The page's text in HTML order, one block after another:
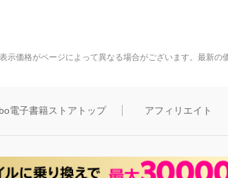
価格がページによって異なる場合がございます。最新の
電子書籍ストアトップ アフィリエイト